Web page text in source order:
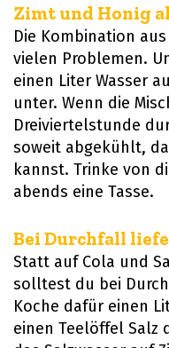
Zimt und Honig
Die Kombination
vielen Problemen.
einen Liter Wasser
unter. Wenn die
Dreiviertelstunde
soweit abgekühlt,
kannst. Trinke von
abends eine Tasse.
Bei Durchfall
Statt auf Cola und
solltest du bei
Koche dafür einen
einen Teelöffel Salz